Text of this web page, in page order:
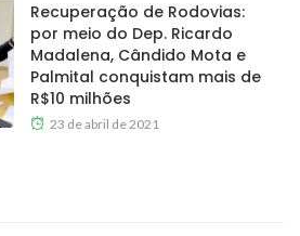
Recuperação de Rodovias:
por meio do Dep. Ricardo
Madalena, Cândido Mota e
Palmital conquistam mais de
R$10 milhões
23 de abril de 2021